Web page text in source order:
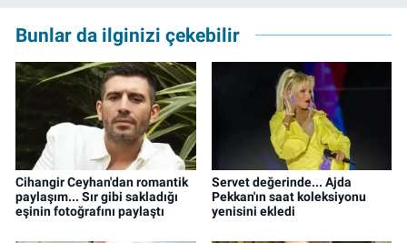
Bunlar da ilginizi çekebilir
Cihangir Ceyhan'dan romantik
paylaşım... Sır gibi sakladığı
eşinin fotoğrafını paylaştı
Servet değerinde... Ajda
Pekkan'ın saat koleksiyonu
yenisini ekledi